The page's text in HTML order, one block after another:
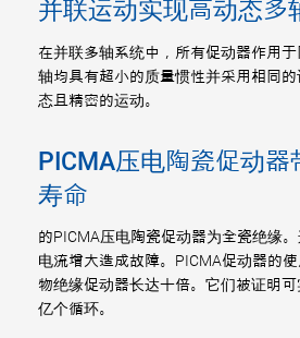
并联运动实现高动态多
在并联多轴系统中，所有促动器作用
轴均具有超小的质量惯性并采用相同
态且精密的运动。
PICMA压电陶瓷促动器
寿命
的PICMA压电陶瓷促动器为全瓷绝缘
电流增大造成故障。PICMA促动器的
物绝缘促动器长达十倍。它们被证明
亿个循环。